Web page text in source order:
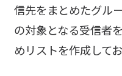
信先をまとめたグル
の対象となる受信者
めリストを作成して